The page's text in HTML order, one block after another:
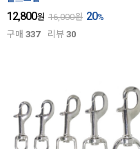
12,800원 16,000원 20%
구매 337 리뷰 30